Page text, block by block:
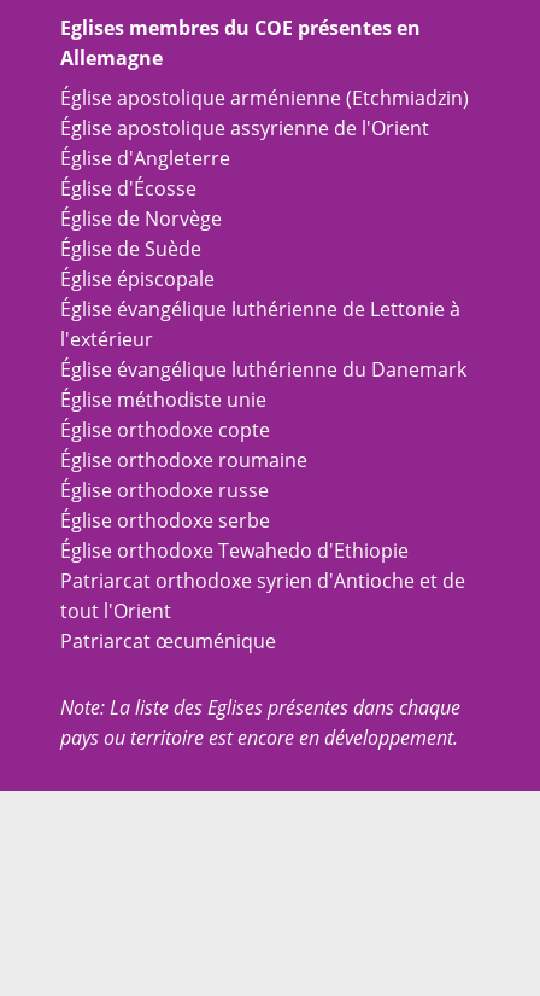
Eglises membres du COE présentes en
Allemagne
Église apostolique arménienne (Etchmiadzin)
Église apostolique assyrienne de l'Orient
Église d'Angleterre
Église d'Écosse
Église de Norvège
Église de Suède
Église épiscopale
Église évangélique luthérienne de Lettonie à
l'extérieur
Église évangélique luthérienne du Danemark
Église méthodiste unie
Église orthodoxe copte
Église orthodoxe roumaine
Église orthodoxe russe
Église orthodoxe serbe
Église orthodoxe Tewahedo d'Ethiopie
Patriarcat orthodoxe syrien d'Antioche et de
tout l'Orient
Patriarcat œcuménique
Note: La liste des Eglises présentes dans chaque
pays ou territoire est encore en développement.